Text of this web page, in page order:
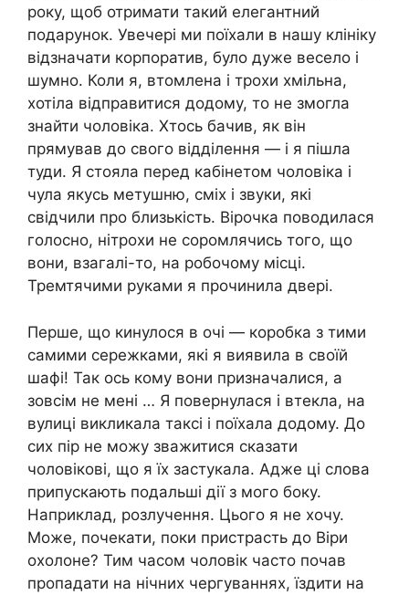
року, щоб отримати такий елегантний
подарунок. Увечері ми поїхали в нашу клініку
відзначати корпоратив, було дуже весело і
шумно. Коли я, втомлена і трохи хмільна,
хотіла відправитися додому, то не змогла
знайти чоловіка. Хтось бачив, як він
прямував до свого відділення — і я пішла
туди. Я стояла перед кабінетом чоловіка і
чула якусь метушню, сміх і звуки, які
свідчили про близькість. Вірочка поводилася
голосно, нітрохи не соромлячись того, що
вони, взагалі-то, на робочому місці.
Тремтячими руками я прочинила двері.
Перше, що кинулося в очі — коробка з тими
самими сережками, які я виявила в своїй
шафі! Так ось кому вони призначалися, а
зовсім не мені … Я повернулася і втекла, на
вулиці викликала таксі і поїхала додому. До
сих пір не можу зважитися сказати
чоловікові, що я їх застукала. Адже ці слова
припускають подальші дії з мого боку.
Наприклад, розлучення. Цього я не хочу.
Може, почекати, поки пристрасть до Віри
охолоне? Тим часом чоловік часто почав
пропадати на нічних чергуваннях, їздити на